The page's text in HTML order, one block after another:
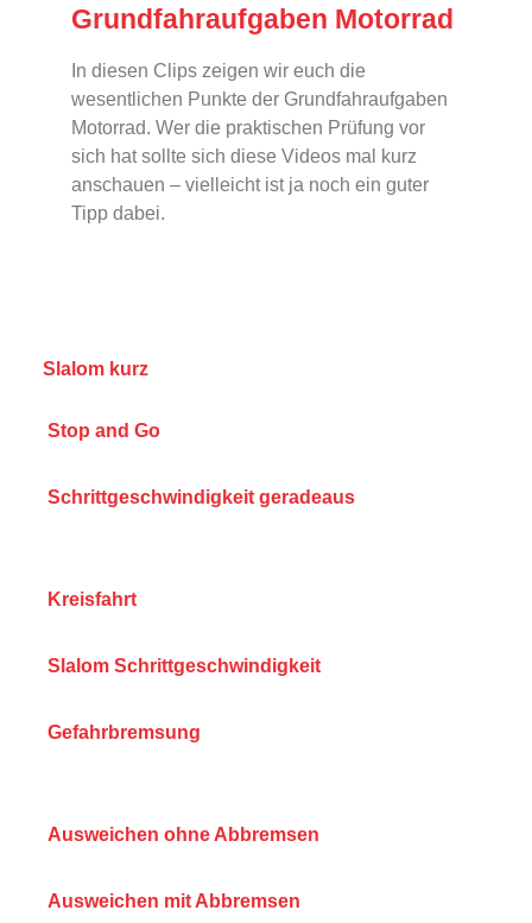
Grundfahraufgaben Motorrad
In diesen Clips zeigen wir euch die
wesentlichen Punkte der Grundfahraufgaben
Motorrad. Wer die praktischen Prüfung vor
sich hat sollte sich diese Videos mal kurz
anschauen – vielleicht ist ja noch ein guter
Tipp dabei.
Slalom kurz
Stop and Go
Schrittgeschwindigkeit geradeaus
Kreisfahrt
Slalom Schrittgeschwindigkeit
Gefahrbremsung
Ausweichen ohne Abbremsen
Ausweichen mit Abbremsen